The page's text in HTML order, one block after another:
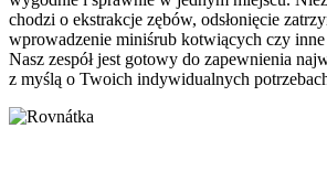
chodzi o ekstrakcje zębów, odsłonięcie
wprowadzenie miniśrub kotwiących czy
Nasz zespół jest gotowy do zapewnienia
z myślą o Twoich indywidualnych